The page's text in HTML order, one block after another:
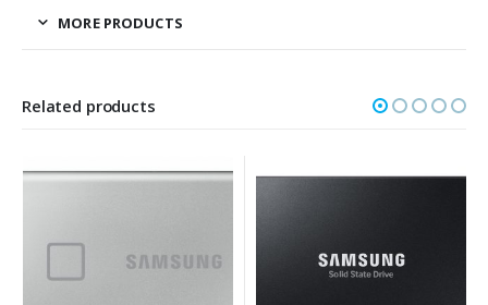
MORE PRODUCTS
Related products